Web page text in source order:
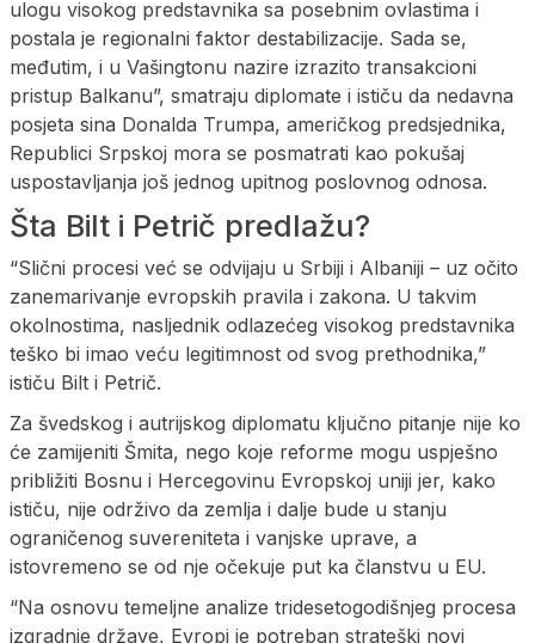
ulogu visokog predstavnika sa posebnim ovlastima i
postala je regionalni faktor destabilizacije. Sada se,
međutim, i u Vašingtonu nazire izrazito transakcioni
pristup Balkanu”, smatraju diplomate i ističu da nedavna
posjeta sina Donalda Trumpa, američkog predsjednika,
Republici Srpskoj mora se posmatrati kao pokušaj
uspostavljanja još jednog upitnog poslovnog odnosa.
Šta Bilt i Petrič predlažu?
“Slični procesi već se odvijaju u Srbiji i Albaniji – uz očito
zanemarivanje evropskih pravila i zakona. U takvim
okolnostima, nasljednik odlazećeg visokog predstavnika
teško bi imao veću legitimnost od svog prethodnika,”
ističu Bilt i Petrič.
Za švedskog i autrijskog diplomatu ključno pitanje nije ko
će zamijeniti Šmita, nego koje reforme mogu uspješno
približiti Bosnu i Hercegovinu Evropskoj uniji jer, kako
ističu, nije održivo da zemlja i dalje bude u stanju
ograničenog suvereniteta i vanjske uprave, a
istovremeno se od nje očekuje put ka članstvu u EU.
“Na osnovu temeljne analize tridesetogodišnjeg procesa
izgradnje države, Evropi je potreban strateški novi